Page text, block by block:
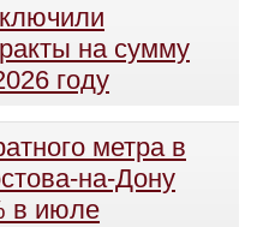
на сумму
году
метра в
на-Дону
в июле